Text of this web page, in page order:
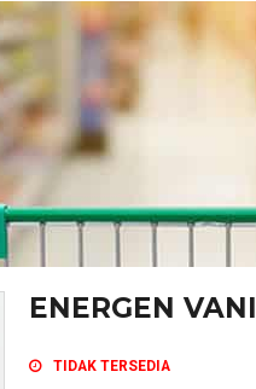
ENERGEN
TIDAK TERSEDIA